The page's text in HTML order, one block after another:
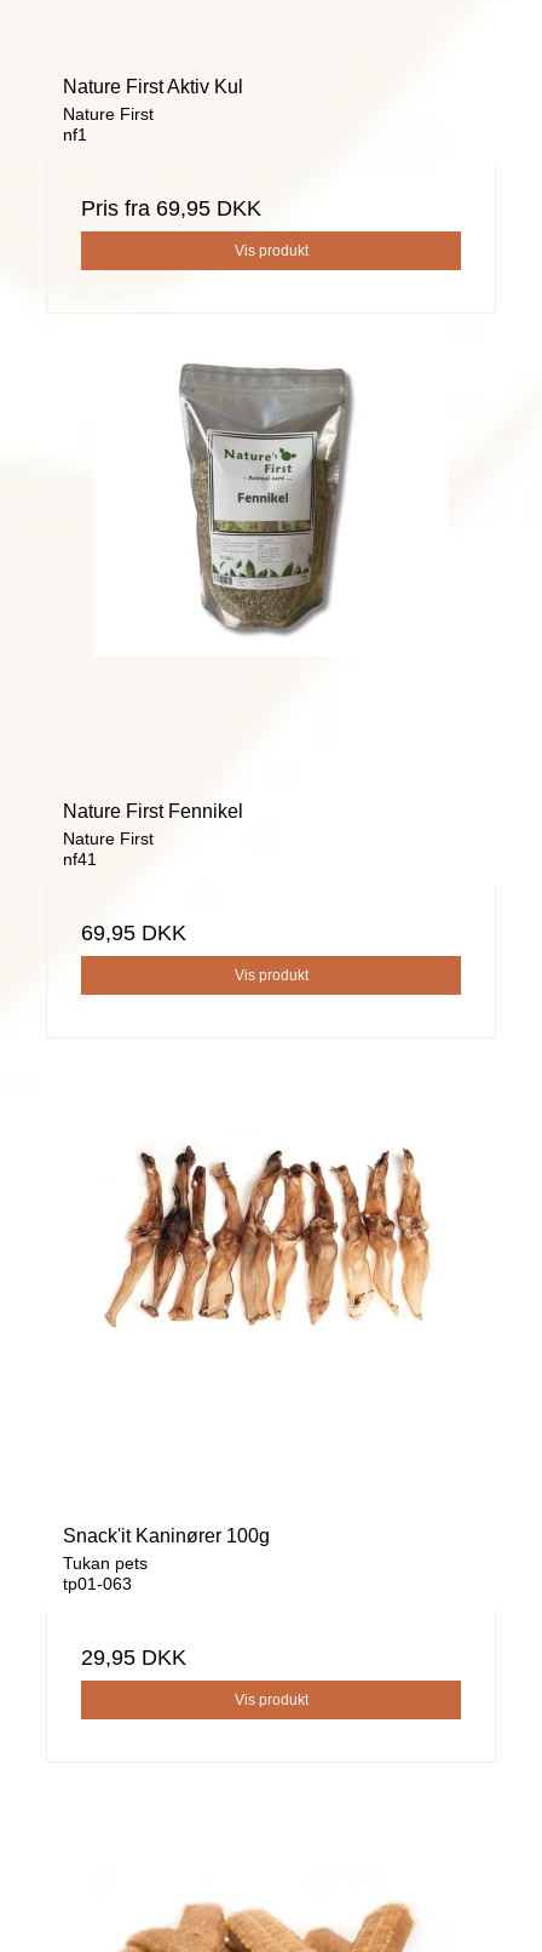
Nature First Aktiv Kul
Nature First
nf1
Pris fra 69,95 DKK
Vis produkt
Nature First Fennikel
Nature First
nf41
69,95 DKK
Vis produkt
Snack'it Kaninører 100g
Tukan pets
tp01-063
29,95 DKK
Vis produkt